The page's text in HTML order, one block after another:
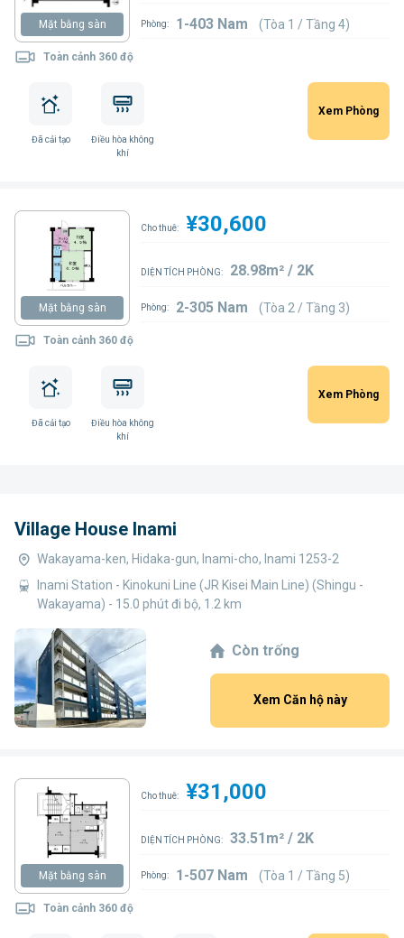
Mặt bằng sàn
Toàn cảnh 360 độ
Phòng: 1-403 Nam (Tòa 1 / Tầng 4)
Đã cải tạo
Điều hòa không
khí
Xem Phòng
Mặt bằng sàn
Toàn cảnh 360 độ
Cho thuê: ¥30,600
DIỆN TÍCH PHÒNG: 28.98m² / 2K
Phòng: 2-305 Nam (Tòa 2 / Tầng 3)
Đã cải tạo
Điều hòa không
khí
Xem Phòng
Village House Inami
Wakayama-ken, Hidaka-gun, Inami-cho, Inami 1253-2
Inami Station - Kinokuni Line (JR Kisei Main Line) (Shingu -
Wakayama) - 15.0 phút đi bộ, 1.2 km
Còn trống
Xem Căn hộ này
Mặt bằng sàn
Toàn cảnh 360 độ
Cho thuê: ¥31,000
DIỆN TÍCH PHÒNG: 33.51m² / 2K
Phòng: 1-507 Nam (Tòa 1 / Tầng 5)